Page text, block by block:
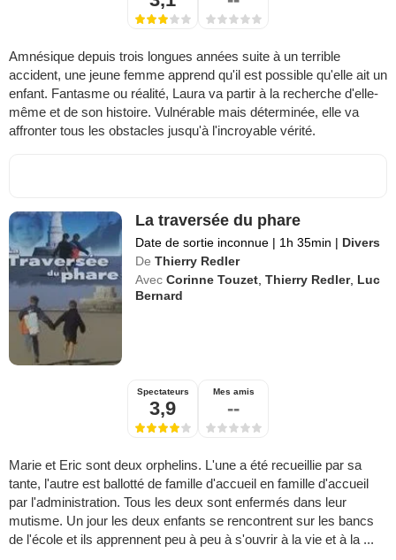
Amnésique depuis trois longues années suite à un terrible
accident, une jeune femme apprend qu'il est possible qu'elle ait un
enfant. Fantasme ou réalité, Laura va partir à la recherche d'elle-
même et de son histoire. Vulnérable mais déterminée, elle va
affronter tous les obstacles jusqu'à l'incroyable vérité.
La traversée du phare
Date de sortie inconnue | 1h 35min | Divers
De Thierry Redler
Avec Corinne Touzet ,Thierry Redler, Luc
Bernard
Spectateurs
3,9
Mes amis
--
Marie et Eric sont deux orphelins. L'une a été recueillie par sa
tante, l'autre est ballotté de famille d'accueil en famille d'accueil
par l'administration. Tous les deux sont enfermés dans leur
mutisme. Un jour les deux enfants se rencontrent sur les bancs
de l'école et ils apprennent peu à peu à s'ouvrir à la vie et à la ...